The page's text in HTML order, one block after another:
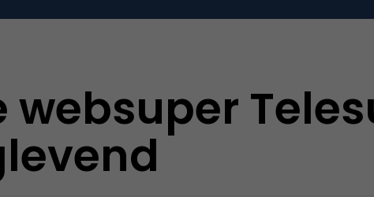
websuper